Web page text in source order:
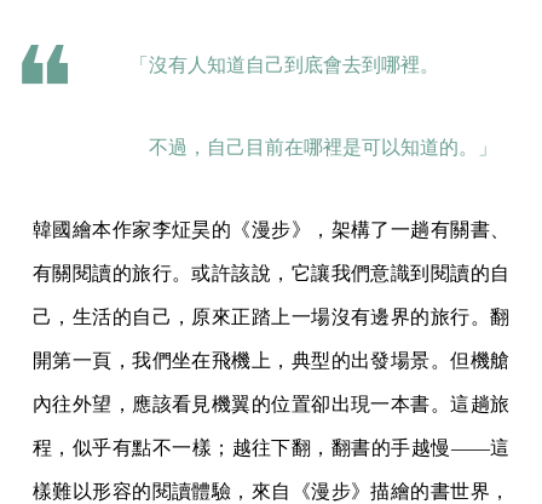
「沒有人知道自己到底會去到哪裡。
不過，自己目前在哪裡是可以知道的。」
韓國繪本作家李炡昊的《漫步》，架構了一趟有關書、
有關閱讀的旅行。或許該說，它讓我們意識到閱讀的自
己，生活的自己，原來正踏上一場沒有邊界的旅行。翻
開第一頁，我們坐在飛機上，典型的出發場景。但機艙
內往外望，應該看見機翼的位置卻出現一本書。這趟旅
程，似乎有點不一樣；越往下翻，翻書的手越慢——這
樣難以形容的閱讀體驗，來自《漫步》描繪的書世界，